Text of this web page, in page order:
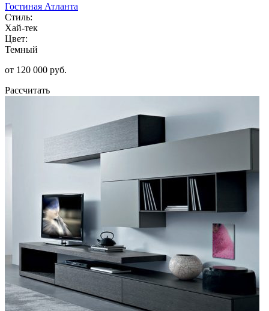
Гостиная Атланта
Стиль:
Хай-тек
Цвет:
Темный
от 120 000 руб.
Рассчитать